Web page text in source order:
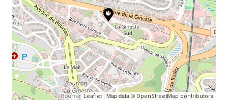
Leaflet | Map data © OpenStreetMap contributors